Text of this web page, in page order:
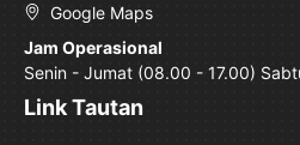
Google Maps
Jam Operasional
Senin - Jumat (08.00 - 17.00)
Link Tautan